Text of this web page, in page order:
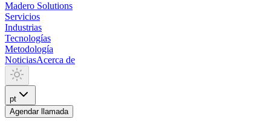
Madero Solutions
Servicios
Industrias
Tecnologías
Metodología
NoticiasAcerca de
pt
Agendar llamada